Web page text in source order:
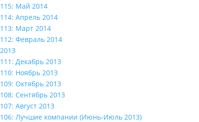
115: Май 2014
114: Апрель 2014
113: Март 2014
112: Февраль 2014
2013
111: Декабрь 2013
110: Ноябрь 2013
109: Октябрь 2013
108: Сентябрь 2013
107: Август 2013
106: Лучшие компании (Июнь-Июль 2013)